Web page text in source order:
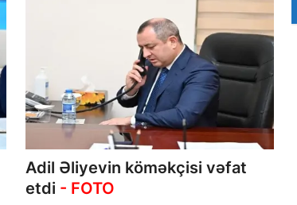
Adil Əliyevin köməkçisi vəfat
etdi - FOTO